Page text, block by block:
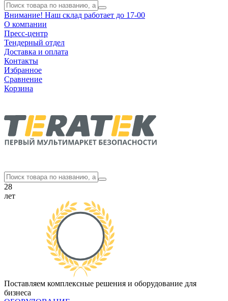
Внимание! Наш склад работает до 17-00
О компании
Пресс-центр
Тендерный отдел
Доставка и оплата
Контакты
Избранное
Сравнение
Корзина
28
лет
Поставляем комплексные решения и оборудование для
бизнеса